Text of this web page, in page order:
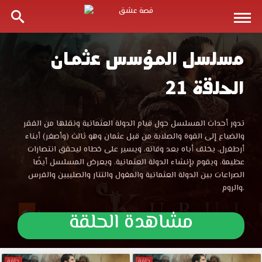
عثمان
الحلقة
21
مترجمة
قصة
مسلسل المؤسس عثمان
الحلقة 21
مسلسل
المؤسس
عثمان
الحلقة
قصة
عشق
الموقع
العربي
تدور أحداث المسلسل حول قيام الدولة العثمانية ونقلها من الفقر
والضياع إلى القوة والصلابة من قبل عثمان وهو ثالث (وأصغر) أبناء
أرطغرل، يخلف أباه بعد وفاته، ويسير على خطاه ليحقق انتصارات
عظيمة، ويقوم بإنشاء الدولة العثمانية. ويعرض المسلسل أيضًا
الصراعات بين الدولة العثمانية والمغول والتتار والصليبين والفرس
والروم.
مشاهدة الحلقة